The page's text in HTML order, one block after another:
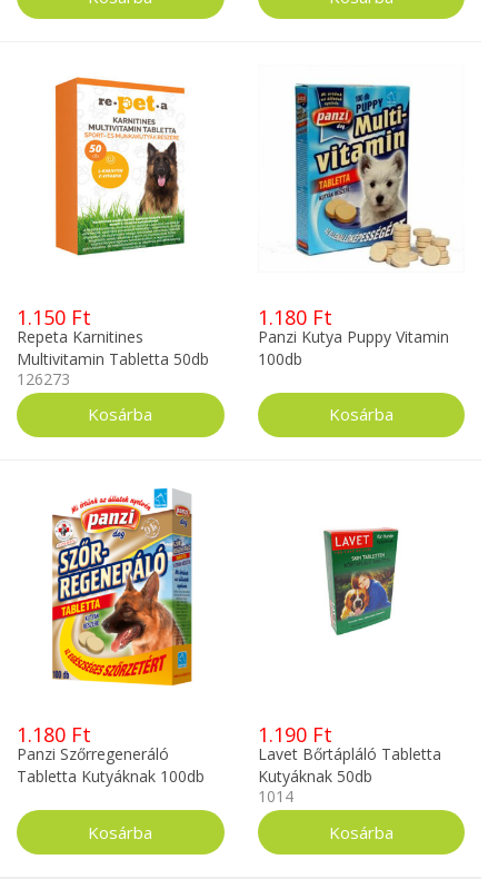
1.150 Ft
Repeta Karnitines
Multivitamin Tabletta 50db
126273
1.180 Ft
Panzi Kutya Puppy Vitamin
100db
1.180 Ft
Panzi Szőrregeneráló
Tabletta Kutyáknak 100db
1.190 Ft
Lavet Bőrtápláló Tabletta
Kutyáknak 50db
1014